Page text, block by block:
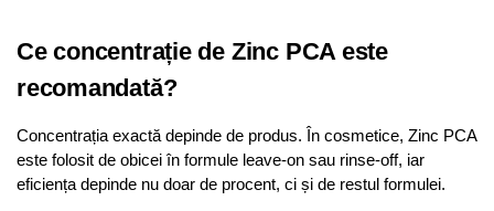
Ce concentrație de Zinc PCA este
recomandată?
Concentrația exactă depinde de produs. În cosmetice, Zinc PCA
este folosit de obicei în formule leave-on sau rinse-off, iar
eficiența depinde nu doar de procent, ci și de restul formulei.